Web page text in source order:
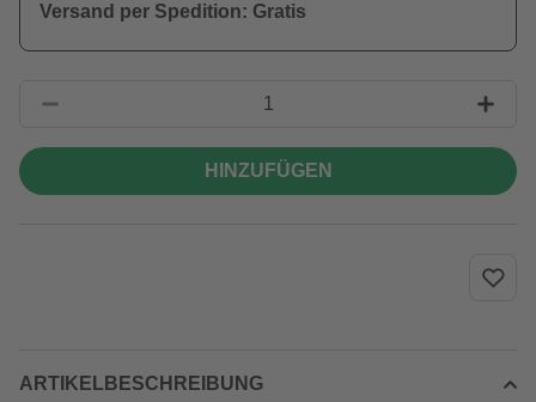
Versand per Spedition: Gratis
HINZUFÜGEN
ARTIKELBESCHREIBUNG